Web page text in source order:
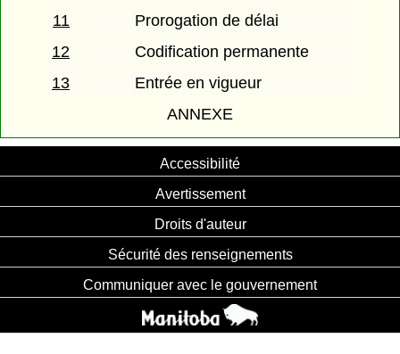
11
Prorogation de délai
12
Codification permanente
13
Entrée en vigueur
ANNEXE
Accessibilité
Avertissement
Droits d'auteur
Sécurité des renseignements
Communiquer avec le gouvernement